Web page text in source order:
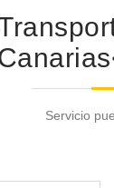
Servicio